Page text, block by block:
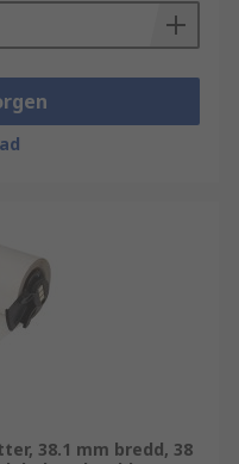
38.1 mm bredd, 38